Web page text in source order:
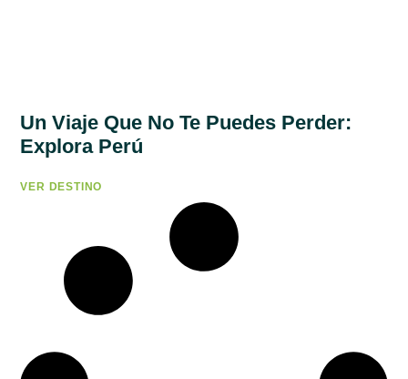
Un Viaje Que No Te Puedes Perder:
Explora Perú
VER DESTINO